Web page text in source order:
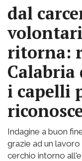
dal
ritorna:
Calabria
i capelli
Indagine a buon
grazie ad un
cerchio intorno